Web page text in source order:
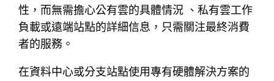
性，而無需擔心公有雲的具體情況 、私有雲工作
負載或遠端站點的詳細信息，只需關注最終消費
者的服務。
在資料中心或分支站點使用專有硬體解決方案的